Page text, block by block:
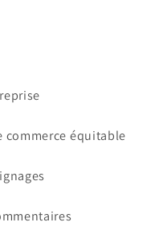
commerce équitable